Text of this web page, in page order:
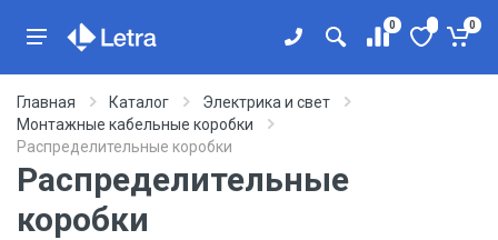
0 0
Главная Каталог
Электрика и свет
Монтажные кабельные коробки
Распределительные коробки
Распределительные
коробки